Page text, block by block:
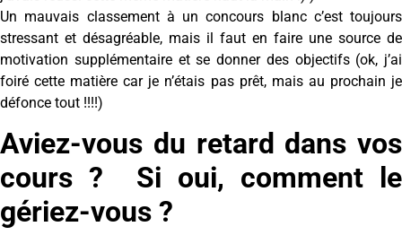
Un mauvais classement à un concours blanc c’est toujours
stressant et désagréable, mais il faut en faire une source de
motivation supplémentaire et se donner des objectifs (ok, j’ai
foiré cette matière car je n’étais pas prêt, mais au prochain je
défonce tout !!!!)
Aviez-vous du retard dans vos
cours ? Si oui, comment le
gériez-vous ?